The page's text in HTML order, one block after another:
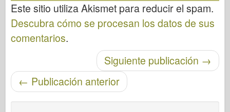
Este sitio utiliza Akismet para reducir el spam.
Descubra cómo se procesan los datos de sus
comentarios.
Siguiente publicación →
← Publicación anterior